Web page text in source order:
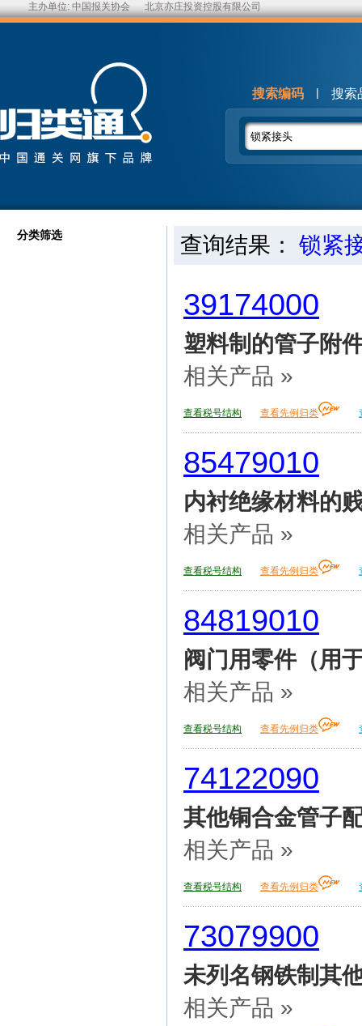
主办单位: 中国报关协会 北京亦庄投资控股有限公司
搜索编码 | 搜索
分类筛选 查询结果： 锁紧
39174000
塑料制的管子附
相关产品 »
查看税号结构 查看先例归类
85479010
内衬绝缘材料的
相关产品 »
查看税号结构 查看先例归类
84819010
阀门用零件（用
相关产品 »
查看税号结构 查看先例归类
74122090
其他铜合金管子
相关产品 »
查看税号结构 查看先例归类
73079900
未列名钢铁制其
相关产品 »